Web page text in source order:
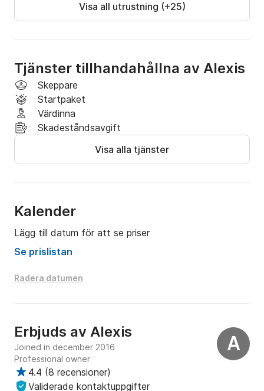
Visa all utrustning (+25)
Tjänster tillhandahållna av Alexis
Skeppare
Startpaket
Värdinna
Skadeståndsavgift
Visa alla tjänster
Kalender
Lägg till datum för att se priser
Se prislistan
Radera datumen
A
Erbjuds av Alexis
Joined in december 2016
Professional owner
4.4 (8 recensioner)
Validerade kontaktuppgifter